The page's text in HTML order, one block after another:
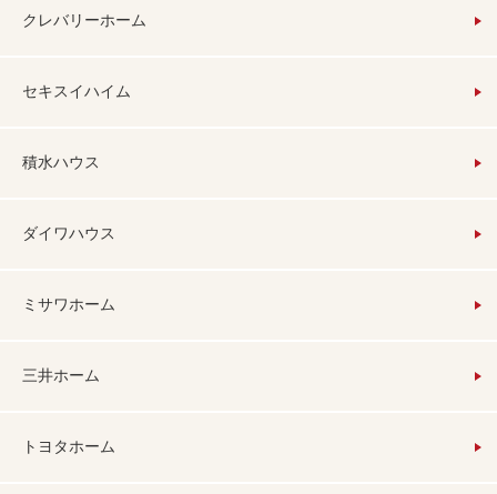
クレバリーホーム
セキスイハイム
積水ハウス
ダイワハウス
ミサワホーム
三井ホーム
トヨタホーム